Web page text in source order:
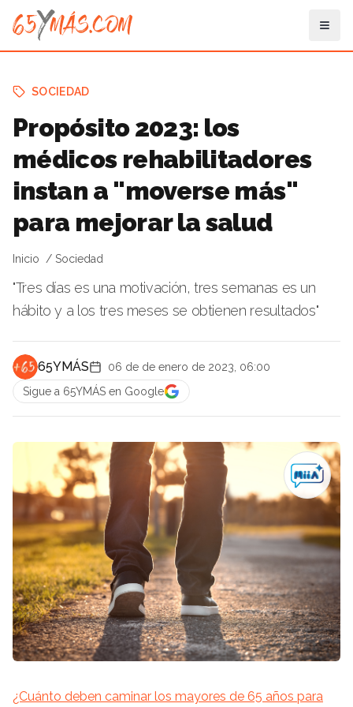
SOCIEDAD
Propósito 2023: los
médicos rehabilitadores
instan a "moverse más"
para mejorar la salud
Inicio Sociedad
"Tres días es una motivación, tres semanas es un
hábito y a los tres meses se obtienen resultados"
65YMÁS
06 de de enero de 2023, 06:00
Sigue a 65YMÁS en Google
¿Cuánto deben caminar los mayores de 65 años para